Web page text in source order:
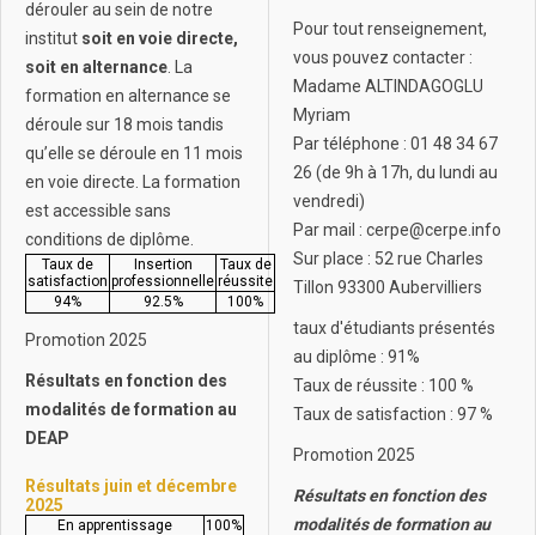
dérouler au sein de notre
institut soit en voie directe,
soit en alternance . La
formation en alternance se
déroule sur 18 mois tandis
qu’elle se déroule en 11 mois
en voie directe. La formation
est accessible sans
conditions de diplôme.
Taux de
satisfaction
Insertion
professionnelle
Taux de
réussite
94%
92.5% 100%
Promotion 2025
Résultats en fonction des
modalités de formation au
DEAP
Résultats juin et décembre
2025
En apprentissage
100%
Pour tout renseignement,
vous pouvez contacter :
Madame ALTINDAGOGLU
Myriam
Par téléphone : 01 48 34 67
26 (de 9h à 17h, du lundi au
vendredi)
Par mail : cerpe@cerpe.info
Sur place : 52 rue Charles
Tillon 93300 Aubervilliers
taux d'étudiants présentés
au diplôme : 91%
Taux de réussite : 100 %
Taux de satisfaction : 97 %
Promotion 2025
Résultats en fonction des
modalités de formation au